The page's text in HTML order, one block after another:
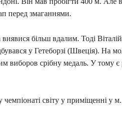
перед змаганнями.
більш вдалим. Тоді
у Гетеборзі (Швеція). На
виборов срібну медаль. У тому є
світу у приміщенні у